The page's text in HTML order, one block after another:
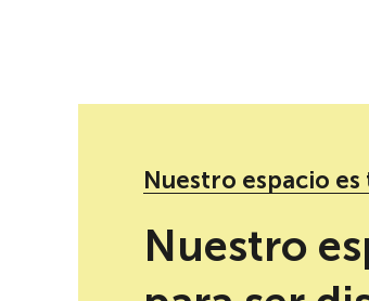
Nuestro espacio es
Nuestro